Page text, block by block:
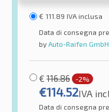
€ 111.89 IVA inclusa
Data di consegna
by Auto-Raifen GmbH
€ 116.86 -2%
€114.52IVA
Data di consegna